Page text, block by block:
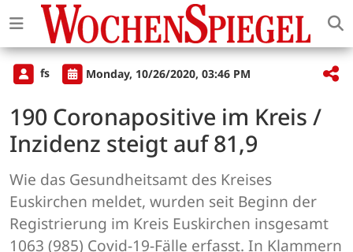
fs Monday, 10/26/2020, 03:46 PM
190 Coronapositive im Kreis /
Inzidenz steigt auf 81,9
Wie das Gesundheitsamt des Kreises
Euskirchen meldet, wurden seit Beginn der
Registrierung im Kreis Euskirchen insgesamt
1063 (985) Covid-19-Fälle erfasst. In Klammern